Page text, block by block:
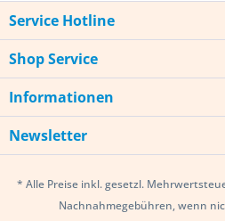
Service Hotline
Shop Service
Informationen
Newsletter
* Alle Preise inkl. gesetzl.
Nachnahmegebühren, wenn